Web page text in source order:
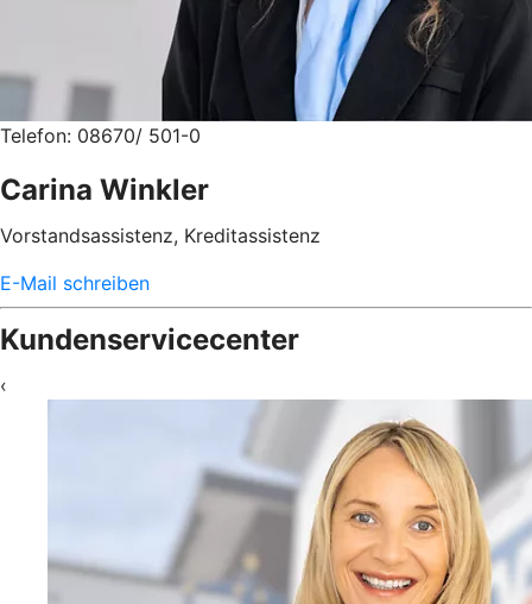
Telefon: 08670/ 501-0
Carina Winkler
Vorstandsassistenz, Kreditassistenz
E-Mail schreiben
Kundenservicecenter
‹